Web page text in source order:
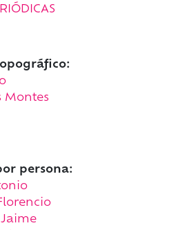
Montes
persona: